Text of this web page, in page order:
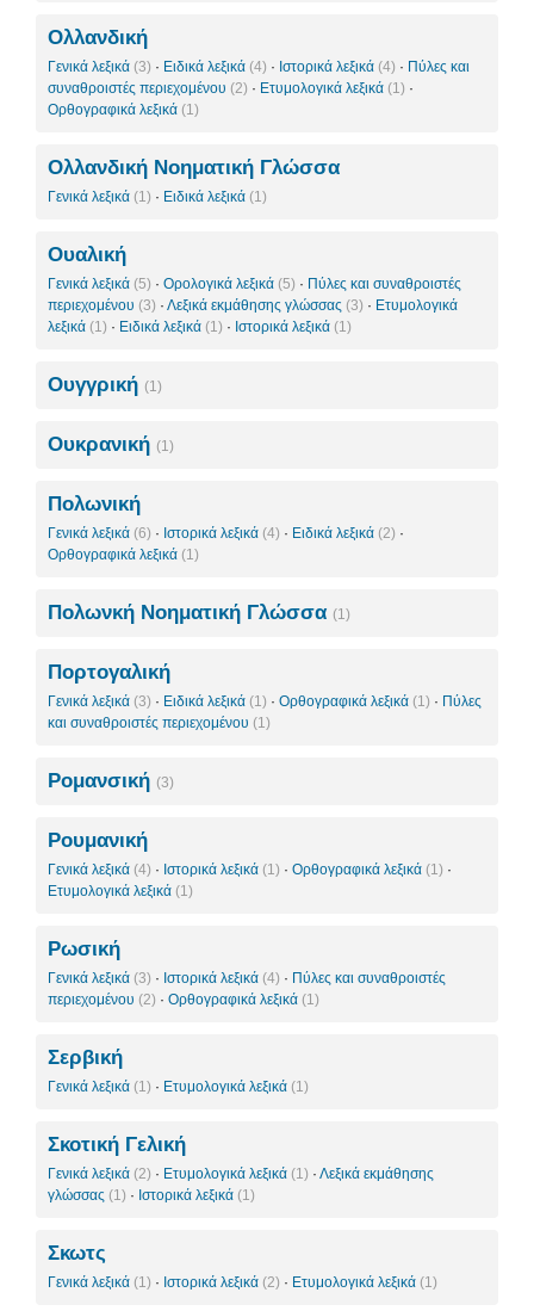
Ολλανδική
Γενικά λεξικά (3) · Ειδικά λεξικά (4) · Ιστορικά λεξικά (4) · Πύλες και
συναθροιστές περιεχομένου (2) · Ετυμολογικά λεξικά (1) ·
Ορθογραφικά λεξικά (1)
Ολλανδική Νοηματική Γλώσσα
Γενικά λεξικά (1) · Ειδικά λεξικά (1)
Ουαλική
Γενικά λεξικά (5) · Ορολογικά λεξικά (5) · Πύλες και συναθροιστές
περιεχομένου (3) · Λεξικά εκμάθησης γλώσσας (3) · Ετυμολογικά
λεξικά (1) · Ειδικά λεξικά (1) · Ιστορικά λεξικά (1)
Ουγγρική (1)
Ουκρανική (1)
Πολωνική
Γενικά λεξικά (6) · Ιστορικά λεξικά (4) · Ειδικά λεξικά (2) ·
Ορθογραφικά λεξικά (1)
Πολωνκή Νοηματική Γλώσσα (1)
Πορτογαλική
Γενικά λεξικά (3) · Ειδικά λεξικά (1) · Ορθογραφικά λεξικά (1) · Πύλες
και συναθροιστές περιεχομένου (1)
Ρομανσική (3)
Ρουμανική
Γενικά λεξικά (4) · Ιστορικά λεξικά (1) · Ορθογραφικά λεξικά (1) ·
Ετυμολογικά λεξικά (1)
Ρωσική
Γενικά λεξικά (3) · Ιστορικά λεξικά (4) · Πύλες και συναθροιστές
περιεχομένου (2) · Ορθογραφικά λεξικά (1)
Σερβική
Γενικά λεξικά (1) · Ετυμολογικά λεξικά (1)
Σκοτική Γελική
Γενικά λεξικά (2) · Ετυμολογικά λεξικά (1) · Λεξικά εκμάθησης
γλώσσας (1) · Ιστορικά λεξικά (1)
Σκωτς
Γενικά λεξικά (1) · Ιστορικά λεξικά (2) · Ετυμολογικά λεξικά (1)